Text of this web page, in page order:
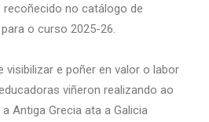
no catálogo de
o curso 2025-26.
visibilizar e poñer en valor o labor
viñeron realizando ao
Antiga Grecia ata a Galicia